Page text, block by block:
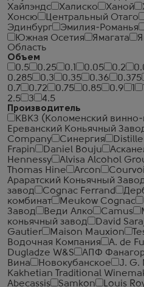
Хайлэндс
Халиско Ханой
Хонсю
Центральный Отаго
Эдинбург
Эмилия-Романья
Южная Осетия
Ямагата
Область
Объем
0.5
0.25 0.1 0.05 0.2
0.285
0.3 0.35 0.36 0.375
0.7
0.72 0.75 0.85 0.9
2.5
3
4.5
Производитель
КВКЗ (Коломенский
Ереванский Коньячный
Company
Синергия
Frapin
Daniel Bouju
Hennessy
Alvisa Alcohol
Thomas Hine
Arcon
Араратский Коньячный
завод
Cognac Ferrand
комбинат
Meukow Cognac
Завод
Веди Алко Camus
коньячный завод
David
Gautier
Maison Mauxion
Водочная Компания
A. de
Dugladze W&S
АПФ
Вина
Новокубанское J. G.
Kakhetian Traditional
Abecassis
Samkon Louis